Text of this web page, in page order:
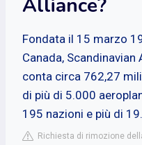
Alliance?
Fondata il 15 marzo
Canada,
conta circa 762,27
di più di 5.000
195 nazioni e più di
Richiesta di rimozione